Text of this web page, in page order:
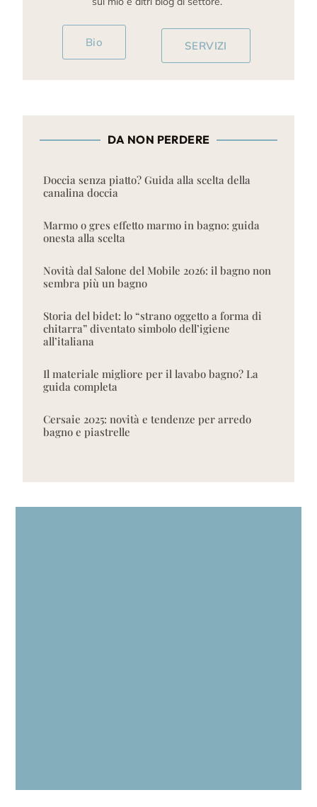
Bio SERVIZI
DA NON PERDERE
Doccia senza piatto? Guida alla scelta della
canalina doccia
Marmo o gres effetto marmo in bagno: guida
onesta alla scelta
Novità dal Salone del Mobile 2026: il bagno non
sembra più un bagno
Storia del bidet: lo “strano oggetto a forma di
chitarra” diventato simbolo dell’igiene
all’italiana
Il materiale migliore per il lavabo bagno? La
guida completa
Cersaie 2025: novità e tendenze per arredo
bagno e piastrelle